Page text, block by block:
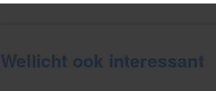
Wellicht ook interessant